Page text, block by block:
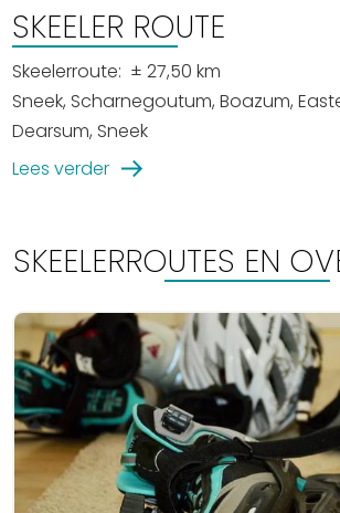
De Friese meren
Other languages
UITagenda
Veel bezochte pagina's:
Vakantie vieren in Sneek
Uitgaan in Sneek
Overnachten in Sneek
Citygame Escapegame Sneek
Webcams
De leukste routes
SKEELER ROUTE
Skeelerroute: ± 27,50 km
Sneek, Scharnegoutum, Boazum,
Dearsum, Sneek
Lees verder
SKEELERROUTES EN